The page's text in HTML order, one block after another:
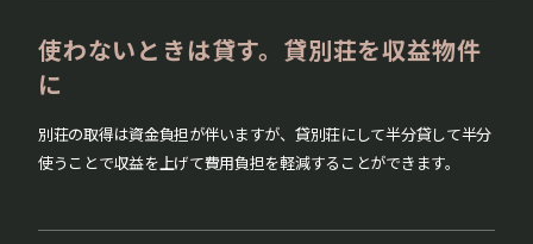
使わないときは貸す。 貸別荘を収益物件
に
別荘の取得は資金負担が伴いますが、貸別荘にして半分貸して半分
使うことで収益を上げて費用負担を軽減することができます。